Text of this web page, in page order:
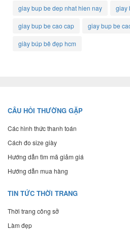
giay bup be dep nhat hien nay giay
giay bup be cao cap giay bup be
giày búp bê đẹp hcm
CÂU HỎI THƯỜNG GẶP
Các hình thức thanh toán
Cách đo size giày
Hướng dẫn tìm mã giảm giá
Hướng dẫn mua hàng
TIN TỨC THỜI TRANG
Thời trang công sở
Làm đẹp